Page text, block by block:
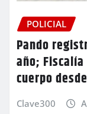
POLICIAL
Pando
año;
cuerpo
Clave300